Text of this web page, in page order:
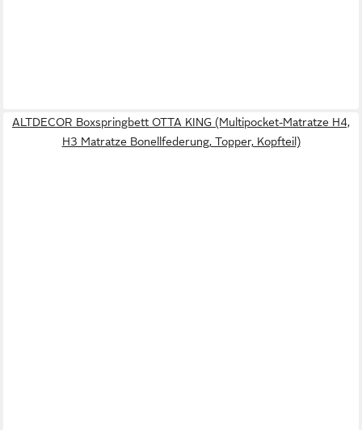
ALTDECOR Boxspringbett OTTA KING (Multipocket-Matratze H4,
H3 Matratze Bonellfederung, Topper, Kopfteil)